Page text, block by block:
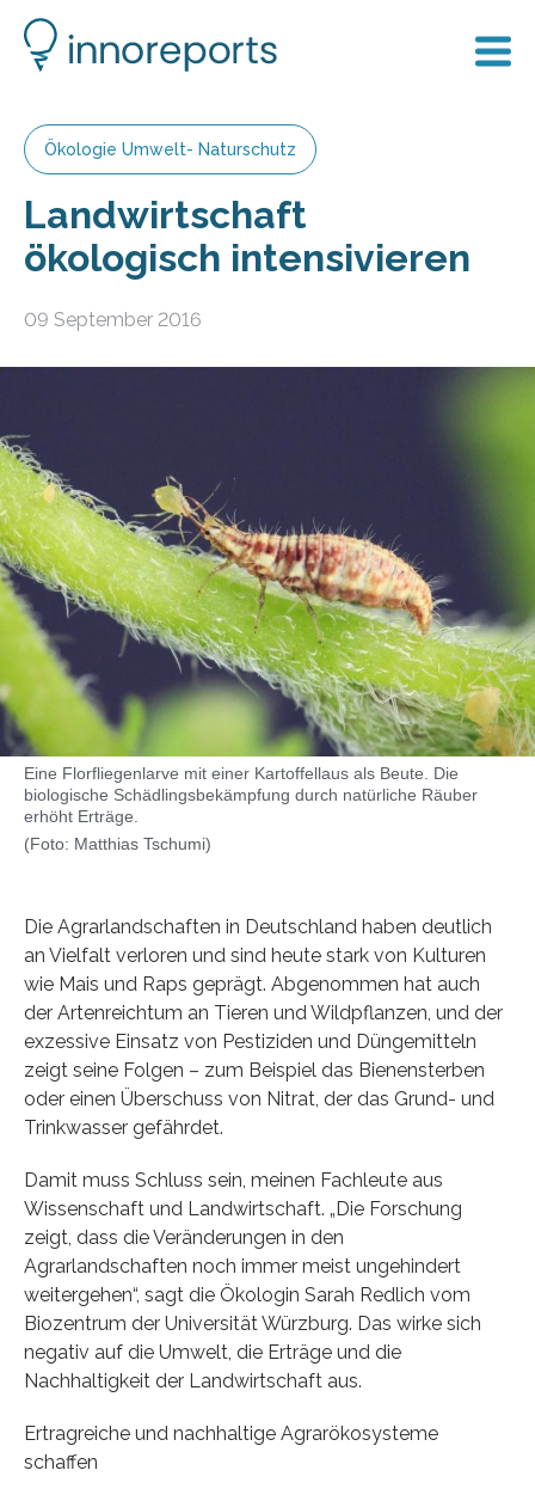
Ökologie Umwelt- Naturschutz
Landwirtschaft
ökologisch intensivieren
09 September 2016
Eine Florfliegenlarve mit einer Kartoffellaus als Beute. Die
biologische Schädlingsbekämpfung durch natürliche Räuber
erhöht Erträge.
(Foto: Matthias Tschumi)
Die Agrarlandschaften in Deutschland haben deutlich
an Vielfalt verloren und sind heute stark von Kulturen
wie Mais und Raps geprägt. Abgenommen hat auch
der Artenreichtum an Tieren und Wildpflanzen, und der
exzessive Einsatz von Pestiziden und Düngemitteln
zeigt seine Folgen – zum Beispiel das Bienensterben
oder einen Überschuss von Nitrat, der das Grund- und
Trinkwasser gefährdet.
Damit muss Schluss sein, meinen Fachleute aus
Wissenschaft und Landwirtschaft. „Die Forschung
zeigt, dass die Veränderungen in den
Agrarlandschaften noch immer meist ungehindert
weitergehen“, sagt die Ökologin Sarah Redlich vom
Biozentrum der Universität Würzburg. Das wirke sich
negativ auf die Umwelt, die Erträge und die
Nachhaltigkeit der Landwirtschaft aus.
Ertragreiche und nachhaltige Agrarökosysteme
schaffen